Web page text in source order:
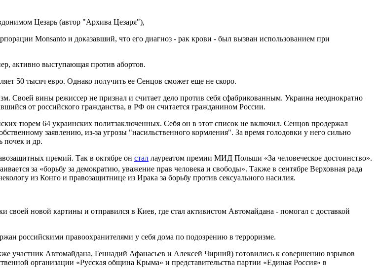
Цезарь (автор "Архива Цезаря"),
Monsanto и доказавший, что его диагноз - рак крови - был вызван использованием при
активно выступающая против абортов.
50 тысяч евро. Однако получить ее Сенцов сможет еще не скоро.
Своей вины режиссер не признал и считает дело против себя сфабрикованным. Украина неоднократно
от российского гражданства, в РФ он считается гражданином России.
тюрем 64 украинских политзаключенных. Себя он в этот список не включил. Сенцов продержал
заявлению, из-за угрозы "насильственного кормления". За время голодовки у него сильно
почек и др.
премий. Так в октябре он стал лауреатом премии МИД Польши «За человеческое достоинство».
за «борьбу за демократию, уважение прав человека и свободы». Также в сентябре Верховная рада
из Конго и правозащитнице из Ирака за борьбу против сексуального насилия.
своей новой картины и отправился в Киев, где стал активистом Автомайдана - помогал с доставкой
российскими правоохранителями у себя дома по подозрению в терроризме.
участник Автомайдана, Геннадий Афанасьев и Алексей Чирний) готовились к совершению взрывов
организации «Русская община Крыма» и представительства партии «Единая Россия» в